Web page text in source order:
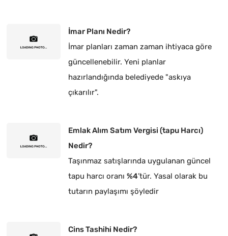
İmar Planı Nedir?
İmar planları zaman zaman ihtiyaca göre
güncellenebilir. Yeni planlar
hazırlandığında belediyede "askıya
çıkarılır".
Emlak Alım Satım Vergisi (tapu Harcı)
Nedir?
Taşınmaz satışlarında uygulanan güncel
tapu harcı oranı %4’tür. Yasal olarak bu
tutarın paylaşımı şöyledir
Cins Tashihi Nedir?